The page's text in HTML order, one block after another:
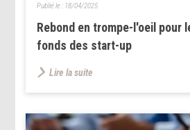
Rebond en trompe-l'oeil pour
fonds des start-up
Publié le : 18/04/2025
Lire la suite